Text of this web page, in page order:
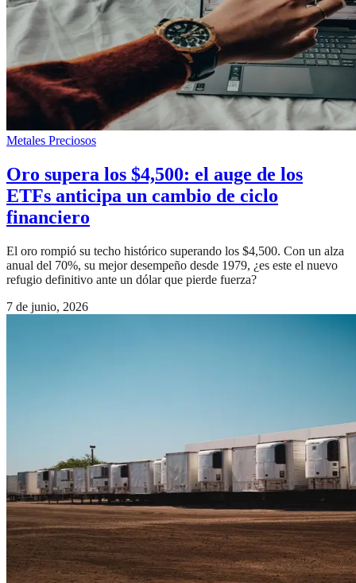
Metales Preciosos
Oro supera los $4,500: el auge de los
ETFs anticipa un cambio de ciclo
financiero
El oro rompió su techo histórico superando los $4,500. Con un alza
anual del 70%, su mejor desempeño desde 1979, ¿es este el nuevo
refugio definitivo ante un dólar que pierde fuerza?
7 de junio, 2026